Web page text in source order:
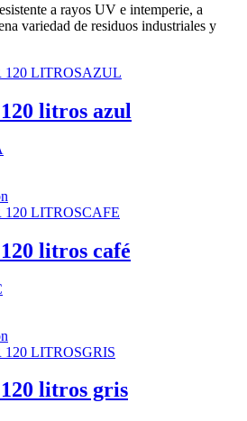
a rayos UV e intemperie, a
variedad de residuos industriales y
litros azul
litros café
litros gris